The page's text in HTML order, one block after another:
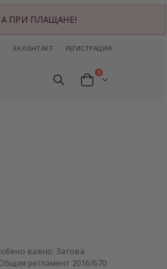
ПРИ ПЛАЩАНЕ!
ЗА КОНТАКТ РЕГИСТРАЦИЯ
Cart
0артикули
важно. Затова
регламент 2016/670